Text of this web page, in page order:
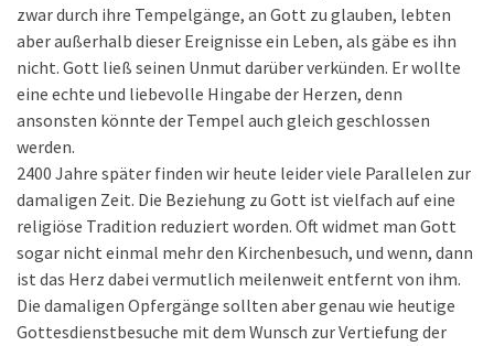
zwar durch ihre Tempelgänge, an Gott zu glauben, lebten
aber außerhalb dieser Ereignisse ein Leben, als gäbe es ihn
nicht. Gott ließ seinen Unmut darüber verkünden. Er wollte
eine echte und liebevolle Hingabe der Herzen, denn
ansonsten könnte der Tempel auch gleich geschlossen
werden.
2400 Jahre später finden wir heute leider viele Parallelen zur
damaligen Zeit. Die Beziehung zu Gott ist vielfach auf eine
religiöse Tradition reduziert worden. Oft widmet man Gott
sogar nicht einmal mehr den Kirchenbesuch, und wenn, dann
ist das Herz dabei vermutlich meilenweit entfernt von ihm.
Die damaligen Opfergänge sollten aber genau wie heutige
Gottesdienstbesuche mit dem Wunsch zur Vertiefung der